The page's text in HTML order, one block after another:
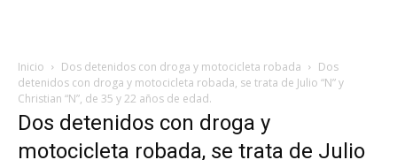
Inicio Dos detenidos con droga y motocicleta robada
Dos
detenidos con droga y motocicleta robada, se trata de Julio “N” y
Christian “N”, de 35 y 22 años de edad.
Dos detenidos con droga y
motocicleta robada, se trata de Julio